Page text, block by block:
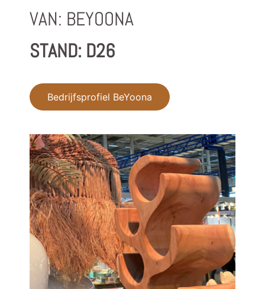
VAN: BEYOONA
STAND: D26
Bedrijfsprofiel BeYoona